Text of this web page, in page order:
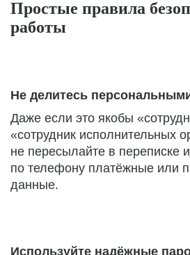
Простые правила
работы
Не делитесь
Даже если это якобы
«сотрудник исполнительных
не пересылайте в переписке
по телефону платёжные или
данные.
Используйте надёжные